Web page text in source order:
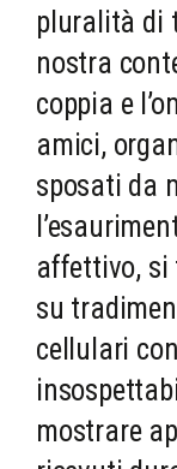
pluralità di
nostra
coppia e
amici,
sposati da
affettivo, si
su
cellulari
mostrare